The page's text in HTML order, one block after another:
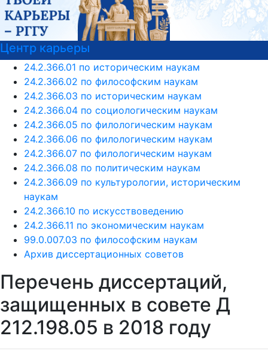
24.2.366.01 по историческим наукам
24.2.366.02 по философским наукам
24.2.366.03 по историческим наукам
24.2.366.04 по социологическим наукам
24.2.366.05 по филологическим наукам
24.2.366.06 по филологическим наукам
24.2.366.07 по филологическим наукам
24.2.366.08 по политическим наукам
24.2.366.09 по культурологии, историческим
наукам
24.2.366.10 по искусствоведению
24.2.366.11 по экономическим наукам
99.0.007.03 по философским наукам
Перечень диссертаций,
защищенных в совете Д
212.198.05 в 2018 году